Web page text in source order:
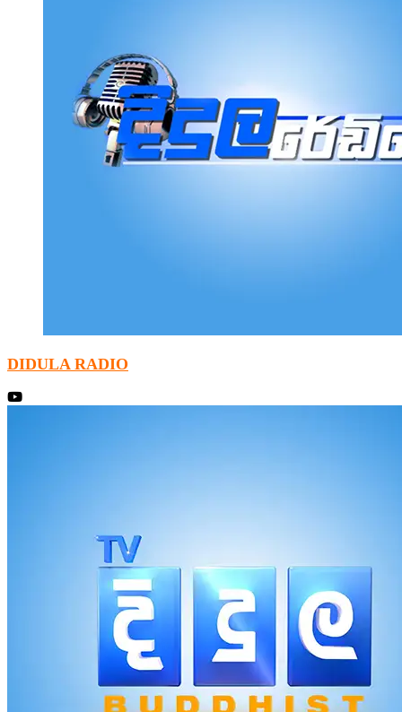
DIDULA RADIO